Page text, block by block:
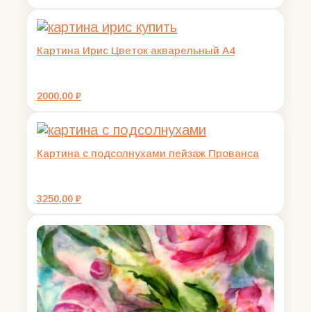
6800,00 ₽.
Картина Ирис Цветок акварельный А4
2000,00 ₽
Картина с подсолнухами пейзаж Прованса
3250,00 ₽